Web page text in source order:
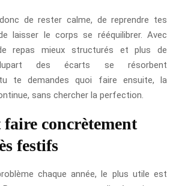
de rester calme, de reprendre tes
laisser le corps se rééquilibrer. Avec
repas mieux structurés et plus de
des écarts se résorbent
te demandes quoi faire ensuite, la
sans chercher la perfection.
concrètement
festifs
chaque année, le plus utile est